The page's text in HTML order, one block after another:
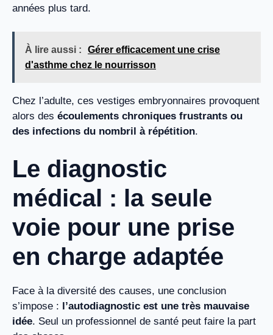
années plus tard.
À lire aussi :
Gérer efficacement une crise
d'asthme chez le nourrisson
Chez l’adulte, ces vestiges embryonnaires provoquent
alors des écoulements chroniques frustrants ou
des infections du nombril à répétition.
Le diagnostic
médical : la seule
voie pour une prise
en charge adaptée
Face à la diversité des causes, une conclusion
s’impose :
l’autodiagnostic est une très mauvaise
idée. Seul un professionnel de santé peut faire la part